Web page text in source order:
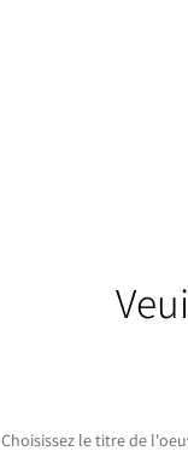
Choisissez le titre de